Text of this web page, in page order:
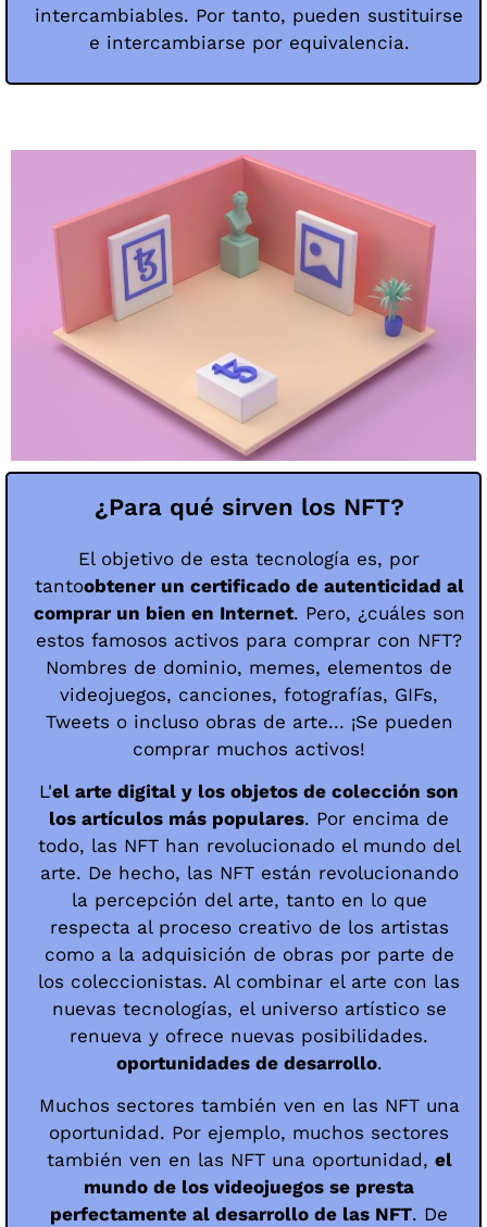
intercambiables. Por tanto, pueden sustituirse
e intercambiarse por equivalencia.
¿Para qué sirven los NFT?
El objetivo de esta tecnología es, por
tantoobtener un certificado de autenticidad al
comprar un bien en Internet. Pero, ¿cuáles son
estos famosos activos para comprar con NFT?
Nombres de dominio, memes, elementos de
videojuegos, canciones, fotografías, GIFs,
Tweets o incluso obras de arte... ¡Se pueden
comprar muchos activos!
L'el arte digital y los objetos de colección son
los artículos más populares. Por encima de
todo, las NFT han revolucionado el mundo del
arte. De hecho, las NFT están revolucionando
la percepción del arte, tanto en lo que
respecta al proceso creativo de los artistas
como a la adquisición de obras por parte de
los coleccionistas. Al combinar el arte con las
nuevas tecnologías, el universo artístico se
renueva y ofrece nuevas posibilidades.
oportunidades de desarrollo.
Muchos sectores también ven en las NFT una
oportunidad. Por ejemplo, muchos sectores
también ven en las NFT una oportunidad, el
mundo de los videojuegos se presta
perfectamente al desarrollo de las NFT. De